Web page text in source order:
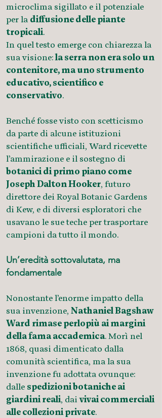
microclima sigillato e il potenziale
per la diffusione delle piante
tropicali.
In quel testo emerge con chiarezza la
sua visione:la serra non era solo un
contenitore, ma uno strumento
educativo, scientifico e
conservativo.
Benché fosse visto con scetticismo
da parte di alcune istituzioni
scientifiche ufficiali, Ward ricevette
l’ammirazione e il sostegno di
botanici di primo piano come
Joseph Dalton Hooker, futuro
direttore dei Royal Botanic Gardens
di Kew, e di diversi esploratori che
usavano le sue teche per trasportare
campioni da tutto il mondo.
Un’eredità sottovalutata, ma
fondamentale
Nonostante l’enorme impatto della
sua invenzione, Nathaniel Bagshaw
Ward rimase perlopiù ai margini
della fama accademica. Morì nel
1868, quasi dimenticato dalla
comunità scientifica, ma la sua
invenzione fu adottata ovunque:
dalle spedizioni botaniche ai
giardini reali, daivivai commerciali
alle collezioni private.